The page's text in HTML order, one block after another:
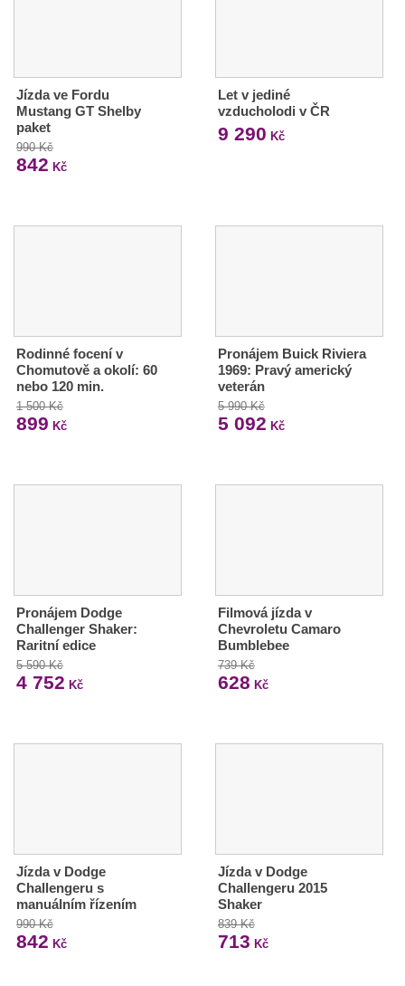
Jízda ve Fordu
Mustang GT Shelby
paket
990 Kč
842 Kč
Let v jediné
vzducholodi v ČR
9 290 Kč
Rodinné focení v
Chomutově a okolí: 60
nebo 120 min.
1 500 Kč
899 Kč
Pronájem Buick Riviera
1969: Pravý americký
veterán
5 990 Kč
5 092 Kč
Pronájem Dodge
Challenger Shaker:
Raritní edice
5 590 Kč
4 752 Kč
Filmová jízda v
Chevroletu Camaro
Bumblebee
739 Kč
628 Kč
Jízda v Dodge
Challengeru s
manuálním řízením
990 Kč
842 Kč
Jízda v Dodge
Challengeru 2015
Shaker
839 Kč
713 Kč